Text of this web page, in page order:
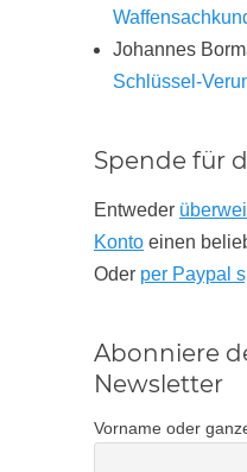
Johannes
Schlüssel-
Spende für
Entweder
Konto einen
Oder per Paypal
Abonniere
Newsletter
Vorname oder